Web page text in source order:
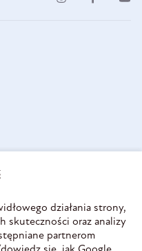
działania strony,
skuteczności oraz analizy
partnerom